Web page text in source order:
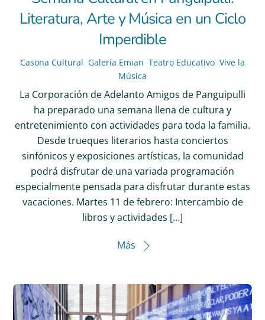
Literatura, Arte y Música en un Ciclo
Imperdible
Casona Cultural, Galería Emian, Teatro Educativo, Vive la
Música
La Corporación de Adelanto Amigos de Panguipulli
ha preparado una semana llena de cultura y
entretenimiento con actividades para toda la familia.
Desde trueques literarios hasta conciertos
sinfónicos y exposiciones artísticas, la comunidad
podrá disfrutar de una variada programación
especialmente pensada para disfrutar durante estas
vacaciones. Martes 11 de febrero: Intercambio de
libros y actividades […]
Más